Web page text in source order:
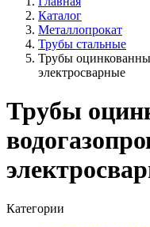
Каталог
Металлопрокат
Трубы стальные
Трубы
электросварные
Трубы
Категории